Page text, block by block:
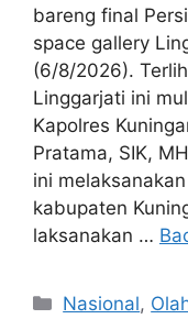
bareng final
space gallery
(6/8/2026).
Linggarjati ini
Kapolres
Pratama, SIK,
ini
kabupaten
laksanakan …
Kategori
Nasional,